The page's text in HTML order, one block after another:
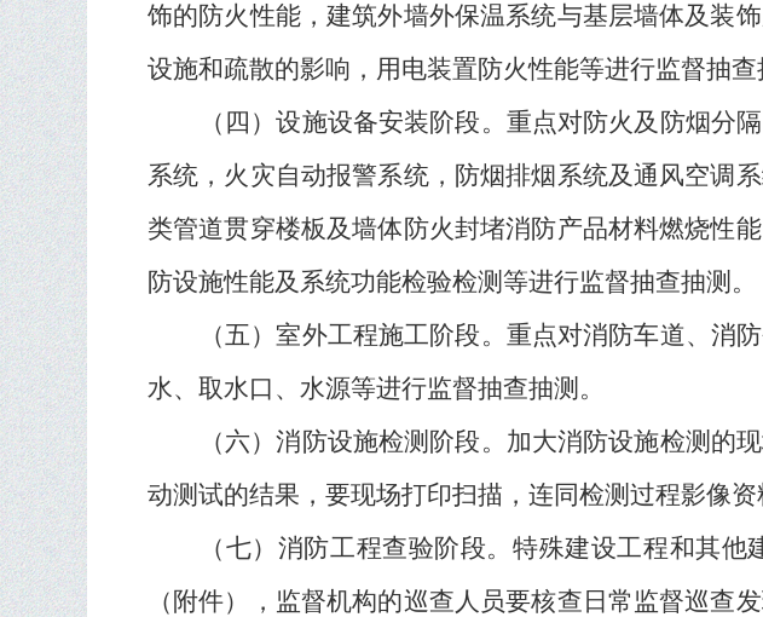
饰的防火性能，建筑外墙外保温系统与基层墙体及装
设施和疏散的影响，用电装置防火性能等进行监督抽查
（四）设施设备安装阶段。 重点对防火及防烟分
系统，火灾自动报警系统，防烟排烟系统及通风空调
类管道贯穿楼板及墙体防火封堵消防产品材料燃烧性
防设施性能及系统功能检验检测等进行监督抽查抽测。
（五）室外工程施工阶段。 重点对消防车道、消
水、取水口、水源等进行监督抽查抽测。
（六）消防设施检测阶段。 加大消防设施检测的
动测试的结果，要现场打印扫描，连同检测过程影像资
（七）消防工程查验阶段。 特殊建设工程和其他
（附件），监督机构的巡查人员要核查日常监督巡查